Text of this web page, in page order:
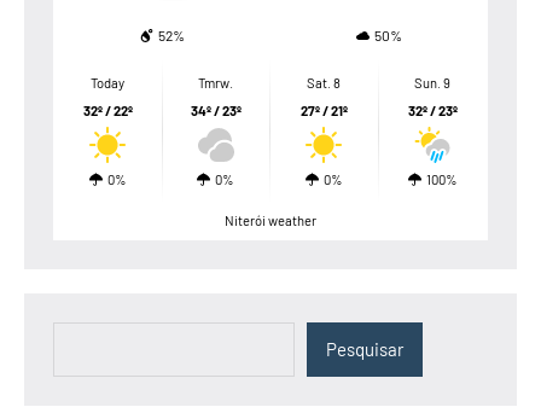
52% 50%
Today
32º / 22º
0%
Tmrw.
34º / 23º
0%
Sat. 8
27º / 21º
0%
Sun. 9
32º / 23º
100%
Niterói weather
Pesquisar